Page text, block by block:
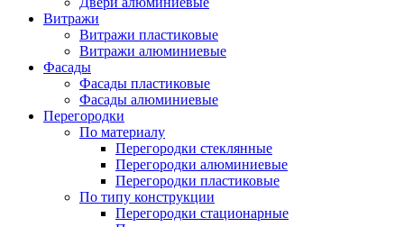
Витражи
Витражи пластиковые
Витражи алюминиевые
Фасады
Фасады пластиковые
Фасады алюминиевые
Перегородки
По материалу
Перегородки стеклянные
Перегородки алюминиевые
Перегородки пластиковые
По типу конструкции
Перегородки стационарные